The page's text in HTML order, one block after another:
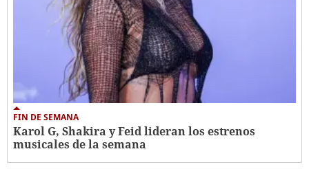
FIN DE SEMANA
Karol G, Shakira y Feid lideran los estrenos
musicales de la semana